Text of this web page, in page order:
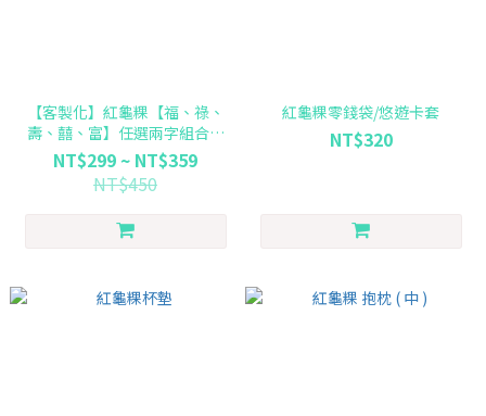
【客製化】紅龜粿【福、祿、
壽、囍、富】任選兩字組合抱
枕 立體春聯 彌月 婚宴 抓周 春
節 年 祝壽 居家 聖誕 交換禮物
NT$299 ~ NT$359
NT$450
紅龜粿零錢袋/悠遊卡套
NT$320